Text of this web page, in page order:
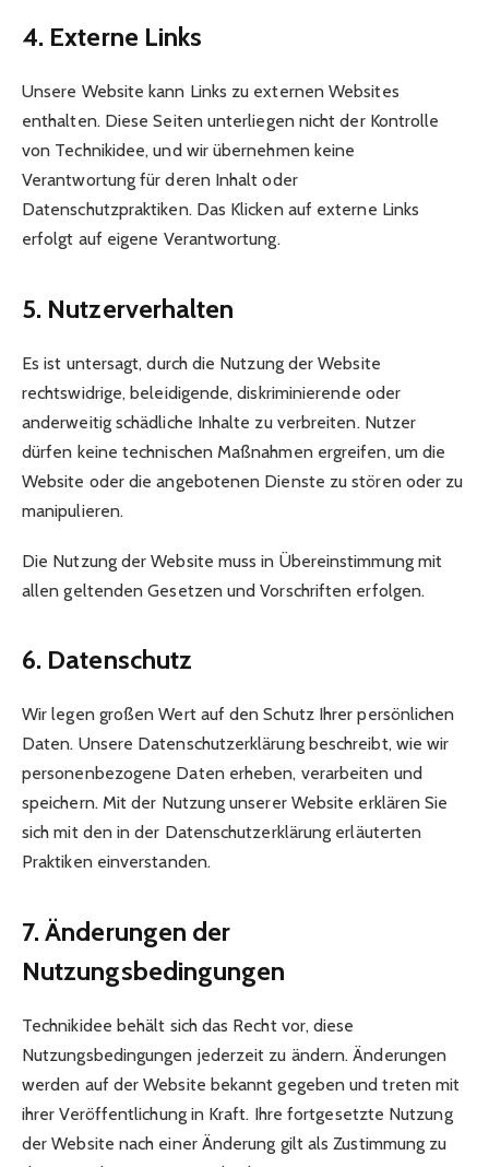
4. Externe Links
Unsere Website kann Links zu externen Websites
enthalten. Diese Seiten unterliegen nicht der Kontrolle
von Technikidee, und wir übernehmen keine
Verantwortung für deren Inhalt oder
Datenschutzpraktiken. Das Klicken auf externe Links
erfolgt auf eigene Verantwortung.
5. Nutzerverhalten
Es ist untersagt, durch die Nutzung der Website
rechtswidrige, beleidigende, diskriminierende oder
anderweitig schädliche Inhalte zu verbreiten. Nutzer
dürfen keine technischen Maßnahmen ergreifen, um die
Website oder die angebotenen Dienste zu stören oder zu
manipulieren.
Die Nutzung der Website muss in Übereinstimmung mit
allen geltenden Gesetzen und Vorschriften erfolgen.
6. Datenschutz
Wir legen großen Wert auf den Schutz Ihrer persönlichen
Daten. Unsere Datenschutzerklärung beschreibt, wie wir
personenbezogene Daten erheben, verarbeiten und
speichern. Mit der Nutzung unserer Website erklären Sie
sich mit den in der Datenschutzerklärung erläuterten
Praktiken einverstanden.
7. Änderungen der
Nutzungsbedingungen
Technikidee behält sich das Recht vor, diese
Nutzungsbedingungen jederzeit zu ändern. Änderungen
werden auf der Website bekannt gegeben und treten mit
ihrer Veröffentlichung in Kraft. Ihre fortgesetzte Nutzung
der Website nach einer Änderung gilt als Zustimmung zu